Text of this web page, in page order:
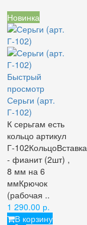
Новинка
Быстрый
просмотр
Серьги (арт.
Г-102)
К серьгам есть
кольцо артикул
Г-102КольцоВставка
- фианит (2шт) ,
8 мм на 6
ммКрючок
(рабочая ..
1 290.00 р.
В корзину